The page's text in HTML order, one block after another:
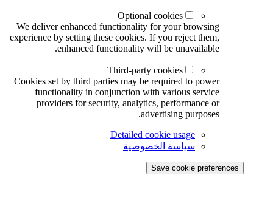
Optional cookies
We deliver enhanced functionality for your browsing
experience by setting these cookies. If you reject them,
enhanced functionality will be unavailable.
Third-party cookies
Cookies set by third parties may be required to power
functionality in conjunction with various service
providers for security, analytics, performance or
advertising purposes.
Detailed cookie usage
سياسة الخصوصية
Save cookie preferences